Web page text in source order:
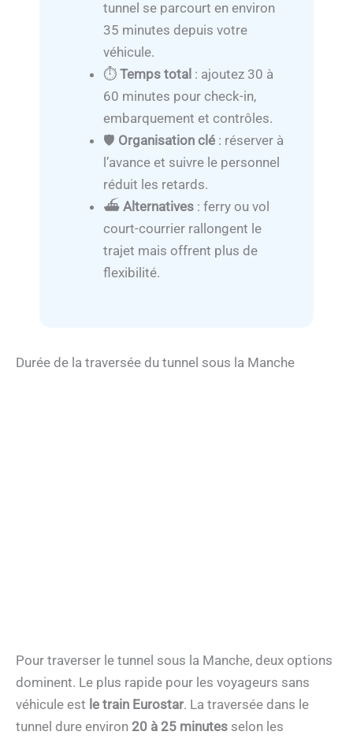
tunnel se parcourt en environ
35 minutes depuis votre
véhicule.
⏱️ Temps total : ajoutez 30 à
60 minutes pour check-in,
embarquement et contrôles.
🛡️ Organisation clé : réserver à
l’avance et suivre le personnel
réduit les retards.
⛴️ Alternatives : ferry ou vol
court-courrier rallongent le
trajet mais offrent plus de
flexibilité.
Durée de la traversée du tunnel sous la Manche
Pour traverser le tunnel sous la Manche, deux options
dominent. Le plus rapide pour les voyageurs sans
véhicule est le train Eurostar. La traversée dans le
tunnel dure environ 20 à 25 minutes selon les